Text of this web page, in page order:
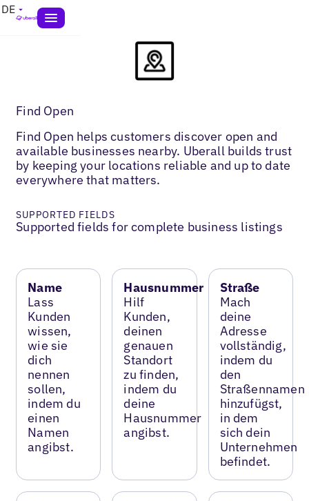
DE
Find Open
Find Open helps customers discover open and
available businesses nearby. Uberall builds trust
by keeping your locations reliable and up to date
everywhere that matters.
SUPPORTED FIELDS
Supported fields for complete business listings
Name
Lass
Kunden
wissen,
wie sie
dich
nennen
sollen,
indem du
einen
Namen
angibst.
Hausnummer
Hilf
Kunden,
deinen
genauen
Standort
zu finden,
indem du
deine
Hausnummer
angibst.
Straße
Mach
deine
Adresse
vollständig,
indem du
den
Straßennamen
hinzufügst,
in dem
sich dein
Unternehmen
befindet.